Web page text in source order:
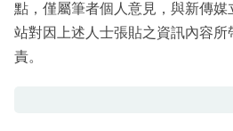
點，僅屬筆者個人意見，與新傳媒
站對因上述人士張貼之資訊內容所
責。